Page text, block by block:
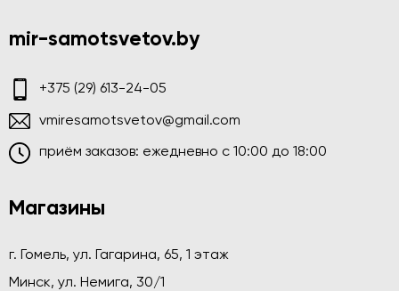
mir-samotsvetov.by
+375 (29) 613-24-05
vmiresamotsvetov@gmail.com
приём заказов: ежедневно c 10:00 до 18:00
Магазины
г. Гомель, ул. Гагарина, 65, 1 этаж
Минск, ул. Немига, 30/1